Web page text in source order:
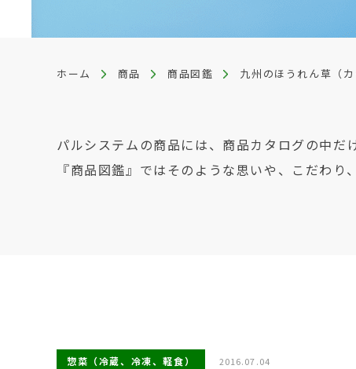
ホーム 商品 商品図鑑 九州のほうれん草（カ
パルシステムの商品には、商品カタログの中だ
『商品図鑑』ではそのような思いや、こだわ
惣菜（冷蔵、冷凍、軽食） 2016.07.04